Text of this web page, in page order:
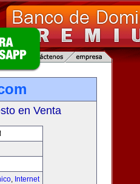
en Venta
, Internet